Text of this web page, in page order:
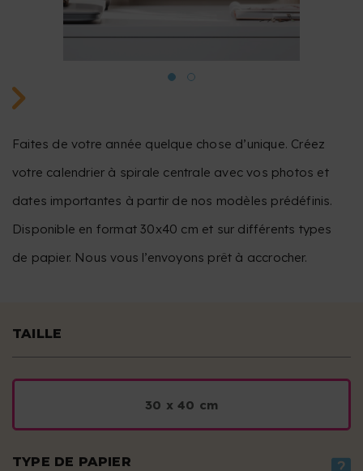
Faites de votre année quelque chose d’unique. Créez
votre calendrier à spirale centrale avec vos photos et
dates importantes à partir de nos modèles prédéfinis.
Disponible en format 30x40 cm et sur différents types
de papier. Nous vous l’envoyons prêt à accrocher.
TAILLE
30 x 40 cm
TYPE DE PAPIER